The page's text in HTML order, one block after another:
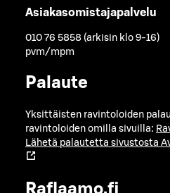
Asiakasomistajapalvelu
010 76 5858 (arkisin klo 9-16)
pvm/mpm
Palaute
Yksittäisten ravintoloiden
ravintoloiden omilla sivuilla:
Lähetä palautetta sivustosta
Raflaamo.fi